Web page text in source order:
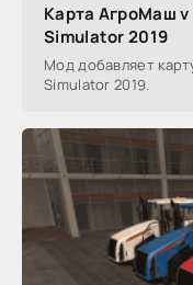
Карта АгроМаш
Simulator 2019
Мод добавляет
Simulator 2019.